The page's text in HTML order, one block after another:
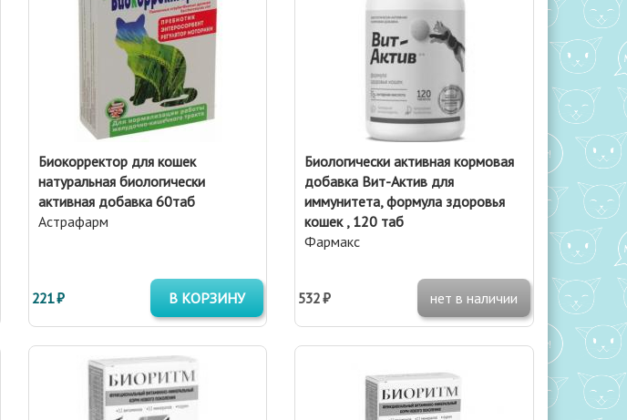
Биокорректор для кошек
натуральная биологически
активная добавка 60таб
Астрафарм
221 ₽ В КОРЗИНУ
Биологически активная кормовая
добавка Вит-Актив для
иммунитета, формула здоровья
кошек , 120 таб
Фармакс
532 ₽ нет в наличии